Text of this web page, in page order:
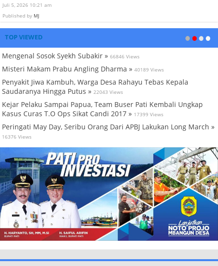
Juli 5, 2026 10:21 am
Published by MJ
TOP VIEWED
Mengenal Sosok Syekh Subakir » 66846 Views
Misteri Makam Prabu Angling Dharma » 40189 Views
Penyakit Jiwa Kambuh, Warga Desa Rahayu Tebas Kepala
Saudaranya Hingga Putus » 22043 Views
Kejar Pelaku Sampai Papua, Team Buser Pati Kembali Ungkap
Kasus Curas T.O Ops Sikat Candi 2017 » 17399 Views
Peringati May Day, Seribu Orang Dari APBJ Lakukan Long March »
16376 Views